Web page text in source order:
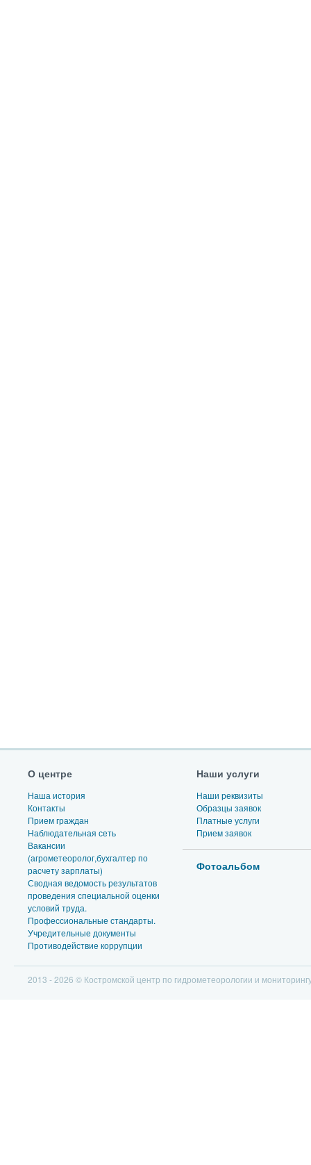
О центре
Наша история
Контакты
Прием граждан
Наблюдательная сеть
Вакансии
(агрометеоролог,бухгалтер по
расчету зарплаты)
Сводная ведомость результатов
проведения специальной оценки
условий труда.
Профессиональные стандарты.
Учредительные документы
Противодействие коррупции
Наши услуги
Наши реквизиты
Образцы заявок
Платные услуги
Прием заявок
Фотоальбом
2013 - 2026 © Костромской центр по гидрометеорологии и